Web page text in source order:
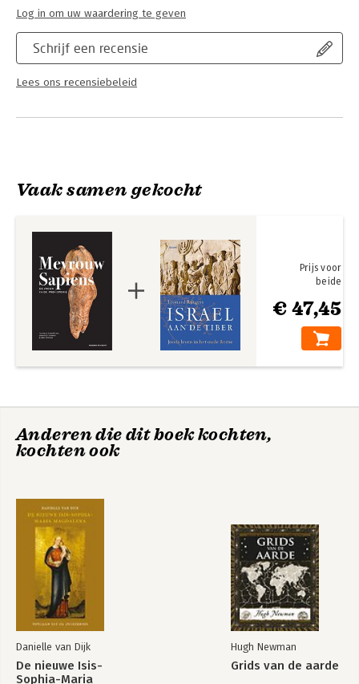
Schrijf een recensie
Lees ons recensiebeleid
Log in om uw waardering te geven
Vaak samen gekocht
€ 47,45
Prijs voor
beide
Anderen die dit boek kochten,
kochten ook
Danielle van Dijk
De nieuwe Isis-
Sophia-Maria
Hugh Newman
Grids van de aarde